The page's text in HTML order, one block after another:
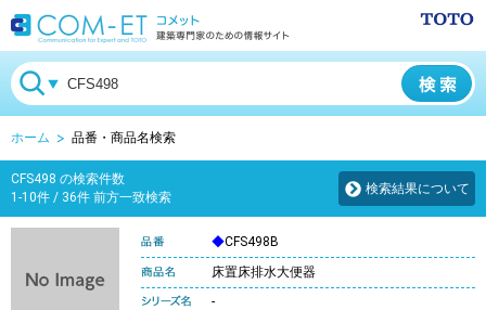
ホーム 品番・商品名検索
CFS498 の検索件数
1-10件 / 36件 前方一致検索
検索結果について
◆CFS498B
床置床排水大便器
-